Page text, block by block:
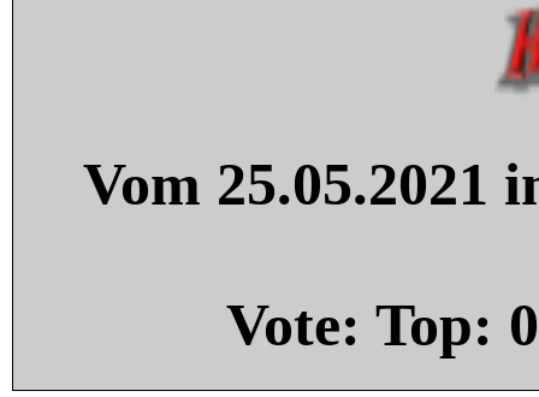
Vom 25.05.2021
Vote: Top: 0